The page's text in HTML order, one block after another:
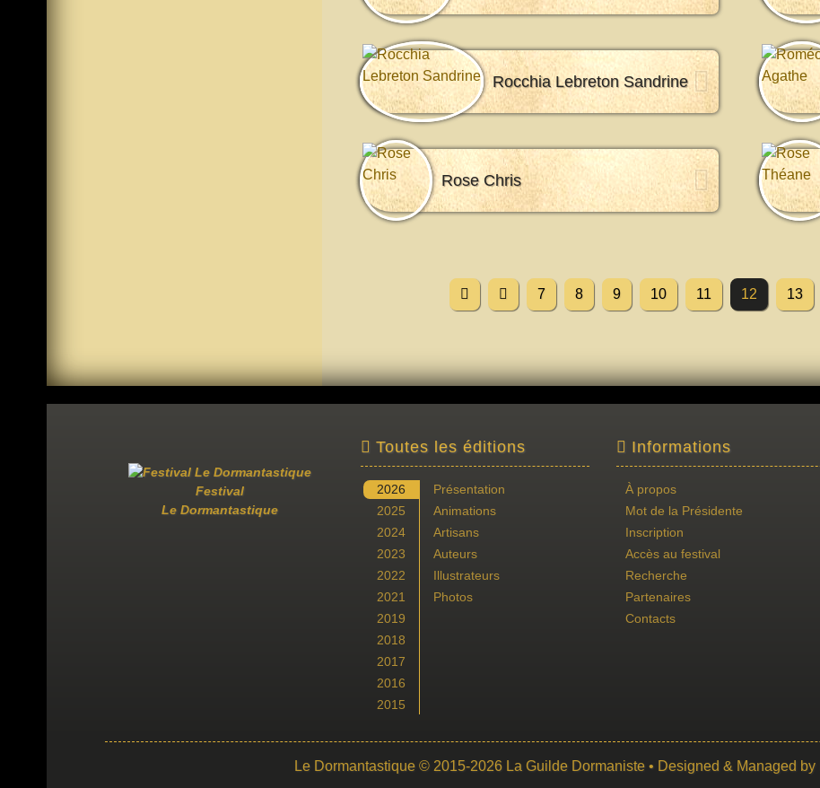
Rocchia Lebreton Sandrine
Rose Chris
7 8 9 10 11 12 13
Festival
Le Dormantastique
Toutes les éditions
2026
2025
2024
2023
2022
2021
2019
2018
2017
2016
2015
Présentation
Animations
Artisans
Auteurs
Illustrateurs
Photos
Informations
À propos
Mot de la Présidente
Inscription
Accès au festival
Recherche
Partenaires
Contacts
Le Dormantastique © 2015-2026 La Guilde Dormaniste • Designed & Managed by